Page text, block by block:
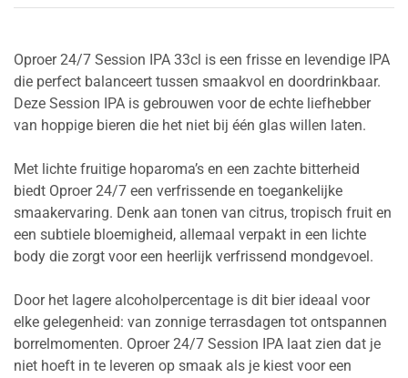
Oproer 24/7 Session IPA 33cl is een frisse en levendige IPA
die perfect balanceert tussen smaakvol en doordrinkbaar.
Deze Session IPA is gebrouwen voor de echte liefhebber
van hoppige bieren die het niet bij één glas willen laten.
Met lichte fruitige hoparoma’s en een zachte bitterheid
biedt Oproer 24/7 een verfrissende en toegankelijke
smaakervaring. Denk aan tonen van citrus, tropisch fruit en
een subtiele bloemigheid, allemaal verpakt in een lichte
body die zorgt voor een heerlijk verfrissend mondgevoel.
Door het lagere alcoholpercentage is dit bier ideaal voor
elke gelegenheid: van zonnige terrasdagen tot ontspannen
borrelmomenten. Oproer 24/7 Session IPA laat zien dat je
niet hoeft in te leveren op smaak als je kiest voor een